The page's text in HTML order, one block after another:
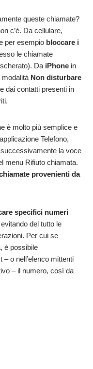
queste chiamate?
c’è. Da cellulare,
per esempio bloccare i
le chiamate
Da iPhone in
modalità Non disturbare
dai contatti presenti in
è molto più semplice e
Telefono,
la voce
menu Rifiuto chiamata.
provenienti da
specifici numeri
del tutto le
Per cui se
è possibile
o nell’elenco mittenti
– il numero, così da